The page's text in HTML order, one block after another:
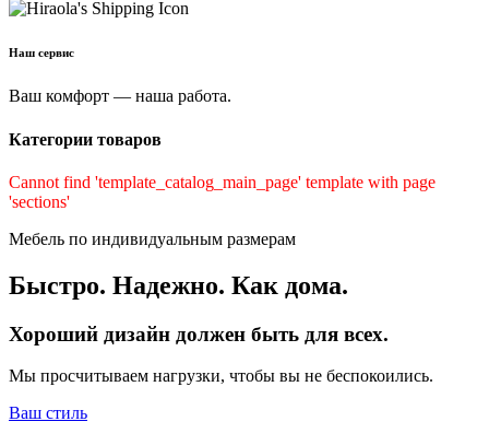
Наш сервис
Ваш комфорт — наша работа.
Категории товаров
Cannot find 'template_catalog_main_page' template with page
'sections'
Мебель по индивидуальным размерам
Быстро. Надежно. Как дома.
Хороший дизайн должен быть для всех.
Мы просчитываем нагрузки, чтобы вы не беспокоились.
Ваш стиль